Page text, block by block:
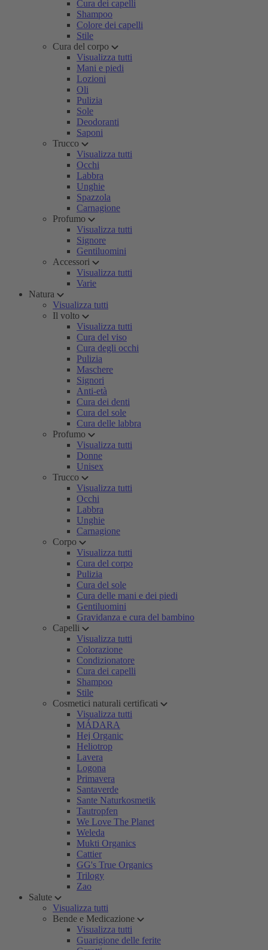
Cura dei capelli
Shampoo
Colore dei capelli
Stile
Cura del corpo
Visualizza tutti
Mani e piedi
Lozioni
Oli
Pulizia
Sole
Deodoranti
Saponi
Trucco
Visualizza tutti
Occhi
Labbra
Unghie
Spazzola
Carnagione
Profumo
Visualizza tutti
Signore
Gentiluomini
Accessori
Visualizza tutti
Varie
Natura
Visualizza tutti
Il volto
Visualizza tutti
Cura del viso
Cura degli occhi
Pulizia
Maschere
Signori
Anti-età
Cura dei denti
Cura del sole
Cura delle labbra
Profumo
Visualizza tutti
Donne
Unisex
Trucco
Visualizza tutti
Occhi
Labbra
Unghie
Carnagione
Corpo
Visualizza tutti
Cura del corpo
Pulizia
Cura del sole
Cura delle mani e dei piedi
Gentiluomini
Gravidanza e cura del bambino
Capelli
Visualizza tutti
Colorazione
Condizionatore
Cura dei capelli
Shampoo
Stile
Cosmetici naturali certificati
Visualizza tutti
MÁDARA
Hej Organic
Heliotrop
Lavera
Logona
Primavera
Santaverde
Sante Naturkosmetik
Tautropfen
We Love The Planet
Weleda
Mukti Organics
Cattier
GG's True Organics
Trilogy
Zao
Salute
Visualizza tutti
Bende e Medicazione
Visualizza tutti
Guarigione delle ferite